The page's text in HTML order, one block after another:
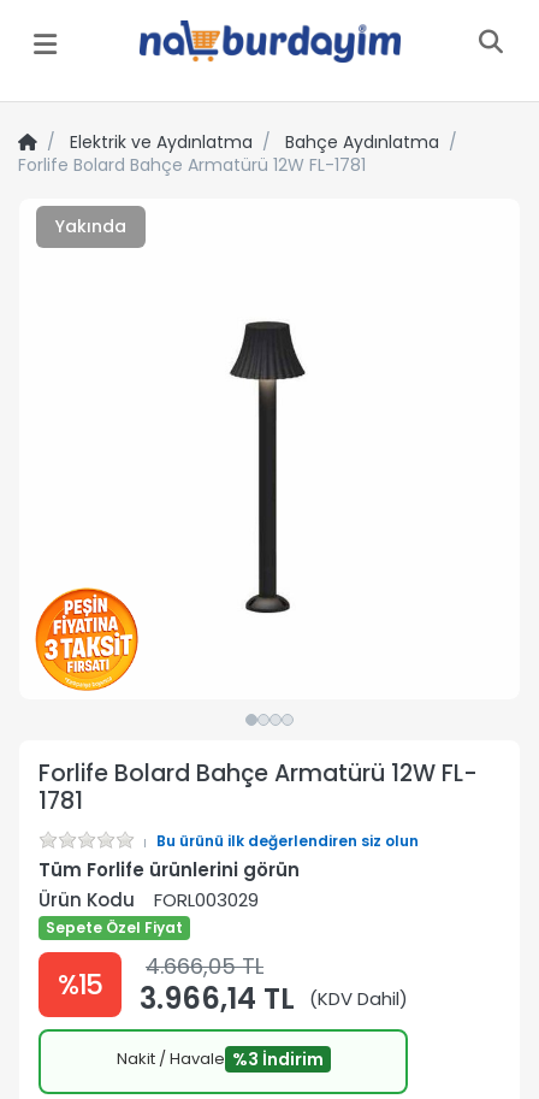
Menü
Elektrik ve Aydınlatma
Bahçe Aydınlatma
Forlife Bolard Bahçe Armatürü 12W FL-1781
Yakında
Forlife Bolard Bahçe Armatürü 12W FL-
1781
Bu ürünü ilk değerlendiren siz olun
Tüm Forlife ürünlerini görün
Ürün Kodu
FORL003029
Sepete Özel Fiyat
%15 4.666,05 TL
3.966,14 TL (KDV Dahil)
Nakit / Havale %3 İndirim